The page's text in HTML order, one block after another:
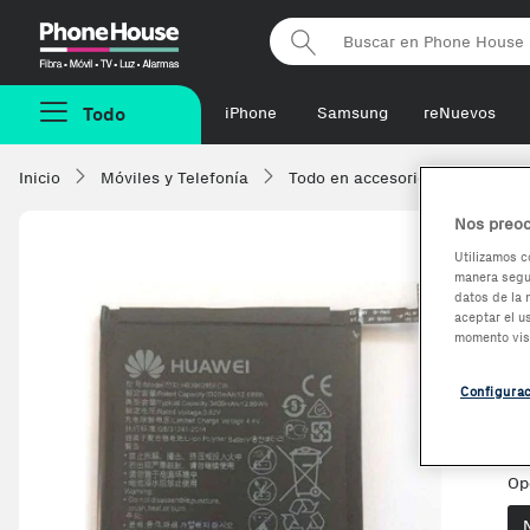
Phonehouse
Todo iPhone Samsung reNuevos
Inicio Móviles y Telefonía Todo en accesorios
Nos
Utilizamos
manera
datos de la
aceptar el
momento